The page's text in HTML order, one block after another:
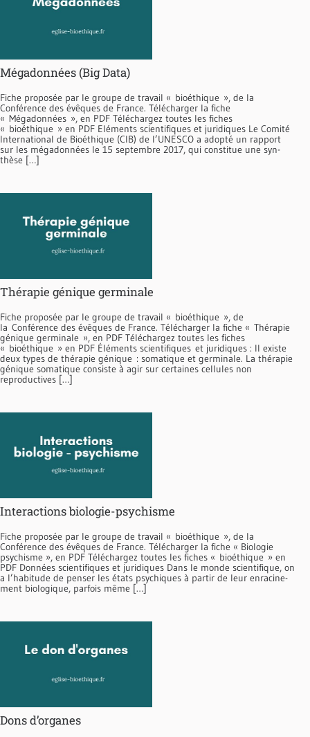
Mégadonnées (Big Data)
Fiche proposée par le groupe de travail « bioéthique », de la
Conférence des évêques de France. Télécharger la fiche
« Mégadonnées », en PDF Téléchargez toutes les fiches
« bioéthique » en PDF Eléments scientifiques et juridiques Le Comité
International de Bioéthique (CIB) de l’UNESCO a adopté un rapport
sur les mégadon­nées le 15 septembre 2017, qui constitue une syn­
thèse […]
Thérapie génique germinale
Fiche proposée par le groupe de travail « bioéthique », de
la Conférence des évêques de France. Télécharger la fiche « Thérapie
génique germinale », en PDF Téléchargez toutes les fiches
« bioéthique » en PDF Éléments scientifiques et juridiques : Il existe
deux types de thérapie génique : somatique et germinale. La thérapie
génique somatique consiste à agir sur certaines cellules non
reproductives […]
Interactions biologie-psychisme
Fiche proposée par le groupe de travail « bioéthique », de la
Conférence des évêques de France. Télécharger la fiche « Biologie
psychisme », en PDF Téléchargez toutes les fiches « bioéthique » en
PDF Données scientifiques et juridiques Dans le monde scientifique, on
a l’habitude de pen­ser les états psychiques à partir de leur enracine­
ment biologique, parfois même […]
Dons d’organes